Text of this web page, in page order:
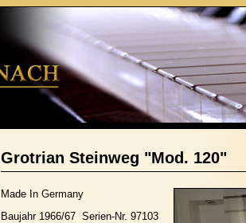
Grotrian Steinweg "Mod. 120"
Made In Germany
Baujahr 1966/67 Serien-Nr. 97103